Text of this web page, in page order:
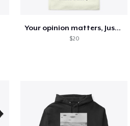
Your opinion matters, Just not to me!
$20